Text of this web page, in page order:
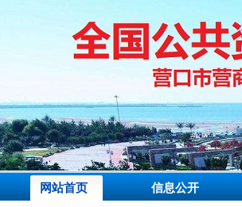
网站首页 信息公开